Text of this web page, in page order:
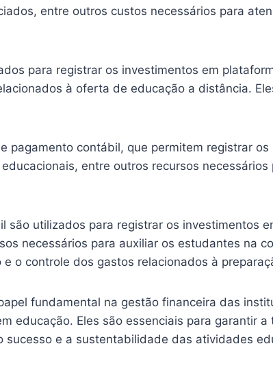
entre outros custos necessários para
para registrar os investimentos em
à oferta de educação a distância.
contábil, que permitem registrar os
entre outros recursos necessários
utilizados para registrar os investimentos
necessários para auxiliar os estudantes na
o controle dos gastos relacionados à
fundamental na gestão financeira das
educação. Eles são essenciais para garantir a
e a sustentabilidade das atividades